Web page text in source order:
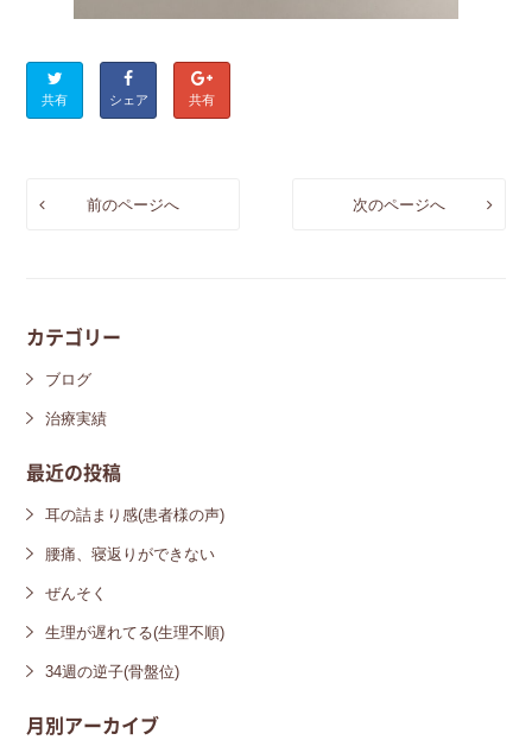
共有 シェア 共有
前のページへ 次のページへ
カテゴリー
ブログ
治療実績
最近の投稿
耳の詰まり感(患者様の声)
腰痛、寝返りができない
ぜんそく
生理が遅れてる(生理不順)
34週の逆子(骨盤位)
月別アーカイブ